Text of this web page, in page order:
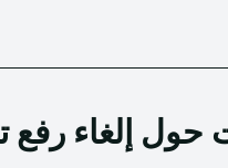
حول إلغاء